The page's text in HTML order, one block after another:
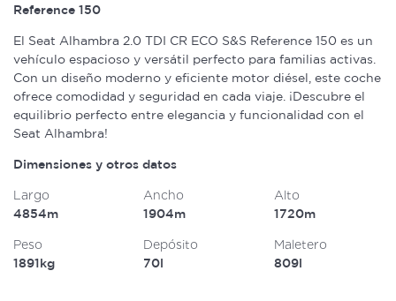
Reference 150
El Seat Alhambra 2.0 TDI CR ECO S&S Reference 150 es un
vehículo espacioso y versátil perfecto para familias activas.
Con un diseño moderno y eficiente motor diésel, este coche
ofrece comodidad y seguridad en cada viaje. ¡Descubre el
equilibrio perfecto entre elegancia y funcionalidad con el
Seat Alhambra!
Dimensiones y otros datos
Largo
4854m
Ancho
1904m
Alto
1720m
Peso
1891kg
Depósito
70l
Maletero
809l